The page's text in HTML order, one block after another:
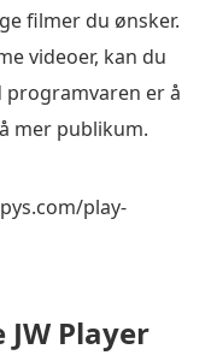
filmer du ønsker.
videoer, kan du
programvaren er å
mer publikum.
play-
Player